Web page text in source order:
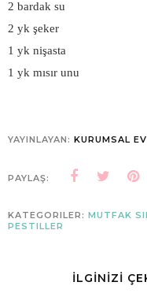
2 bardak su
2 yk şeker
1 yk nişasta
1 yk mısır unu
YAYINLAYAN: KURUMSAL
PAYLAŞ:
KATEGORILER: MUTFAK
PESTILLER
İLGİNİZİ